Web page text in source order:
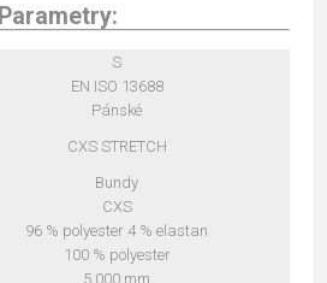
Parametry:
S
EN ISO 13688
Pánské
CXS STRETCH
Bundy
CXS
96 % polyester 4 % elastan
100 % polyester
5 000 mm